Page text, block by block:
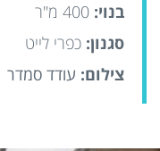
בנוי:
סגנון: כפרי לייט
צילום: עודד סמדר